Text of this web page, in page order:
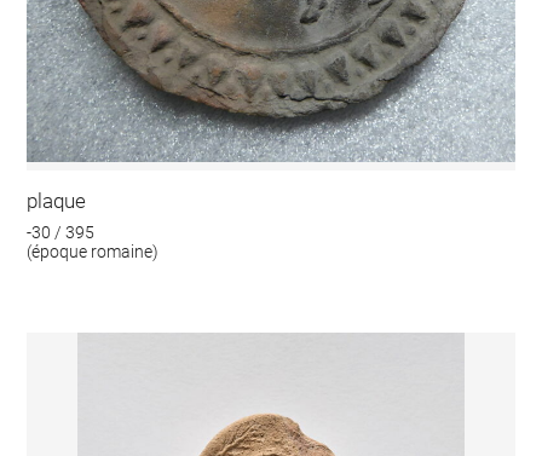
plaque
-30 / 395
(époque romaine)